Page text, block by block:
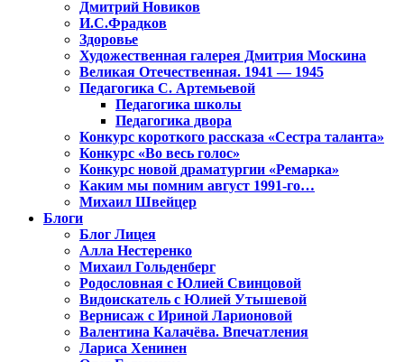
Дмитрий Новиков
И.С.Фрадков
Здоровье
Художественная галерея Дмитрия Москина
Великая Отечественная. 1941 — 1945
Педагогика С. Артемьевой
Педагогика школы
Педагогика двора
Конкурс короткого рассказа «Сестра таланта»
Конкурс «Во весь голос»
Конкурс новой драматургии «Ремарка»
Каким мы помним август 1991-го…
Михаил Швейцер
Блоги
Блог Лицея
Алла Нестеренко
Михаил Гольденберг
Родословная с Юлией Свинцовой
Видоискатель с Юлией Утышевой
Вернисаж с Ириной Ларионовой
Валентина Калачёва. Впечатления
Лариса Хенинен